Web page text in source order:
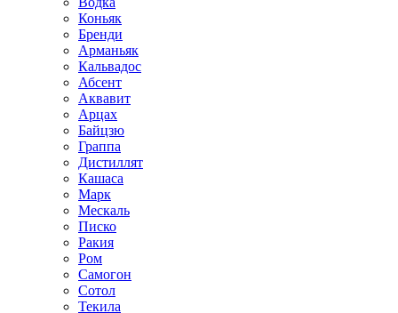
Коньяк
Бренди
Арманьяк
Кальвадос
Абсент
Аквавит
Арцах
Байцзю
Граппа
Дистиллят
Кашаса
Марк
Мескаль
Писко
Ракия
Ром
Самогон
Сотол
Текила